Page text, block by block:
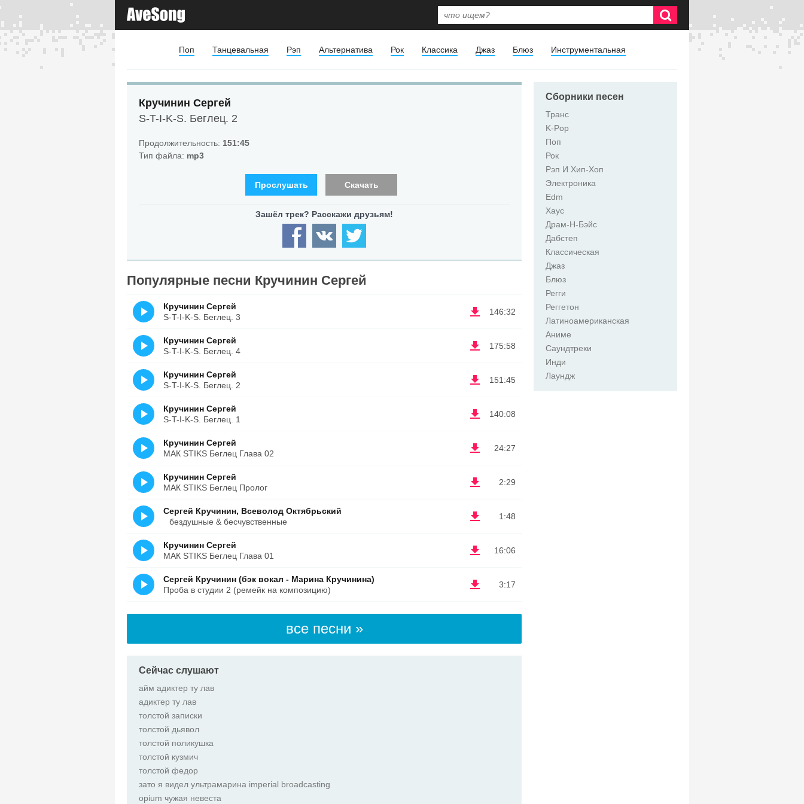
Поп Танцевальная Рэп Альтернатива Рок Классика Джаз Блюз Инструментальная
Кручинин Сергей
S-T-I-K-S. Беглец. 2
Продолжительность: 151:45
Тип файла: mp3
Прослушать Скачать
Популярные песни Кручинин Сергей
146:32
Кручинин Сергей
S-T-I-K-S. Беглец. 3
175:58
Кручинин Сергей
S-T-I-K-S. Беглец. 4
151:45
Кручинин Сергей
S-T-I-K-S. Беглец. 2
140:08
Кручинин Сергей
S-T-I-K-S. Беглец. 1
24:27
Кручинин Сергей
МАК STIKS Беглец Глава 02
2:29
Кручинин Сергей
МАК STIKS Беглец Пролог
1:48
Сергей Кручинин, Всеволод Октябрьский
⠀бездушные & бесчувственные
16:06
Кручинин Сергей
МАК STIKS Беглец Глава 01
3:17
Сергей Кручинин (бэк вокал - Марина Кручинина)
Проба в студии 2 (ремейк на композицию)
все песни »
Сейчас слушают
айм адиктер ту лав
адиктер ту лав
толстой записки
толстой дьявол
толстой поликушка
толстой кузмич
толстой федор
зато я видел ультрамарина imperial broadcasting
opium чужая невеста
Сборники песен
Транс
K-Pop
Поп
Рок
Рэп И Хип-Хоп
Электроника
Edm
Хаус
Драм-Н-Бэйс
Дабстеп
Классическая
Джаз
Блюз
Регги
Реггетон
Латиноамериканская
Аниме
Саундтреки
Инди
Лаундж